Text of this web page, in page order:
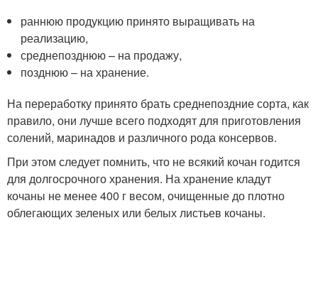
раннюю продукцию принято выращивать на
реализацию,
среднепозднюю – на продажу,
позднюю – на хранение.
На переработку принято брать среднепоздние сорта, как
правило, они лучше всего подходят для приготовления
солений, маринадов и различного рода консервов.
При этом следует помнить, что не всякий кочан годится
для долгосрочного хранения. На хранение кладут
кочаны не менее 400 г весом, очищенные до плотно
облегающих зеленых или белых листьев кочаны.